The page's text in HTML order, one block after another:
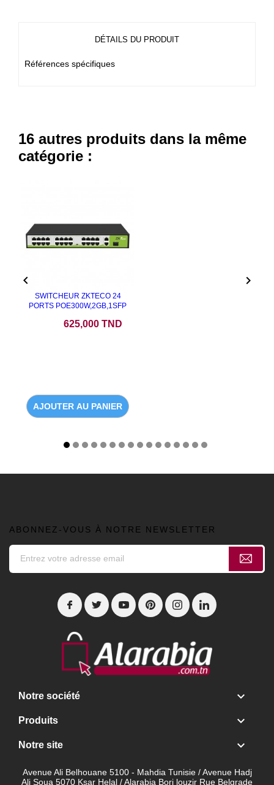
DÉTAILS DU PRODUIT
Références spécifiques
16 autres produits dans la même
catégorie :
SWITCHEUR ZKTECO 24
PORTS POE300W,2GB,1SFP
625,000 TND
AJOUTER AU PANIER
 
ABONNEZ-VOUS À NOTRE NEWSLETTER
Notre société 
Produits 
Notre site 
Avenue Ali Belhouane 5100 - Mahdia Tunisie / Avenue Hadj
Ali Soua 5070 Ksar Helal / Alarabia Borj louzir Rue Belgrade